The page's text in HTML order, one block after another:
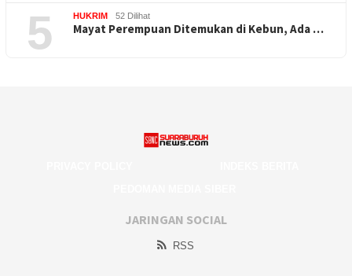
5 HUKRIM 52 Dilihat
Mayat Perempuan Ditemukan di Kebun, Ada …
JARINGAN SOCIAL
RSS